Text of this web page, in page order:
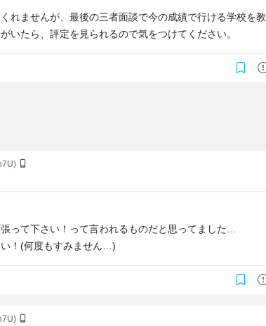
れませんが、最後の三者面談で今の成績で行ける学校を教
いたら、評定を見られるので気をつけてください。
って下さい！って言われるものだと思ってました…
！(何度もすみません…)